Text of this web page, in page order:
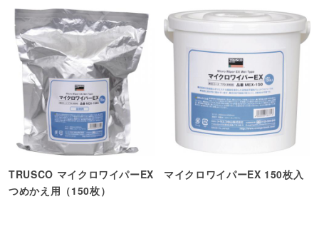
TRUSCO マイクロワイパーEX
つめかえ用（150枚）
マイクロワイパーEX 150枚入